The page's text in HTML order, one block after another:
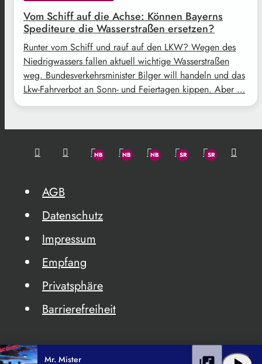
Vom Schiff auf die Achse: Können Bayerns
Spediteure die Wasserstraßen ersetzen?
Runter vom Schiff und rauf auf den LKW? Wegen des
Niedrigwassers fallen aktuell wichtige Wasserstraßen
weg. Bundesverkehrsminister Bilger will handeln und das
Lkw-Fahrverbot an Sonn- und Feiertagen kippen. Aber …
AGB
Datenschutz
Impressum
Empfang
Privatsphäre
Barrierefreiheit
Mr. Mister